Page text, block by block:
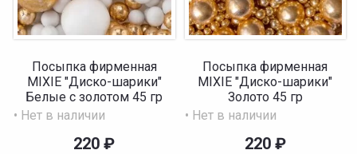
Посыпка фирменная
MIXIE "Диско-шарики"
Белые с золотом 45 гр
• Нет в наличии
220₽
Посыпка фирменная
MIXIE "Диско-шарики"
Золото 45 гр
• Нет в наличии
220 ₽